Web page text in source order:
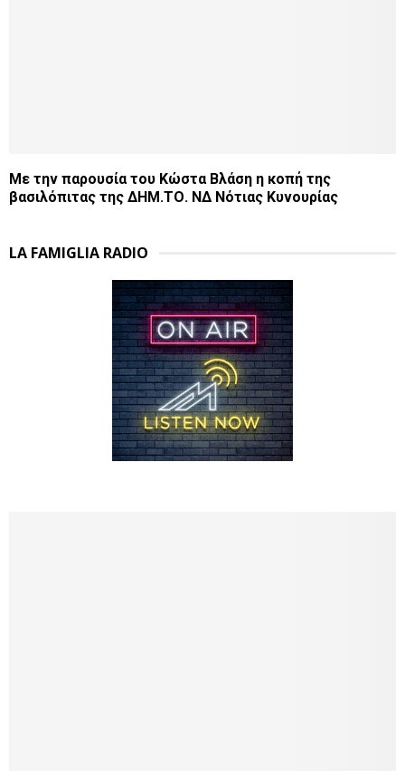
Με την παρουσία του Κώστα Βλάση η κοπή της
βασιλόπιτας της ΔΗΜ.ΤΟ. ΝΔ Νότιας Κυνουρίας
LA FAMIGLIA RADIO